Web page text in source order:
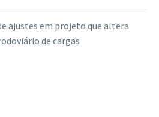
ajustes em projeto que altera
de cargas